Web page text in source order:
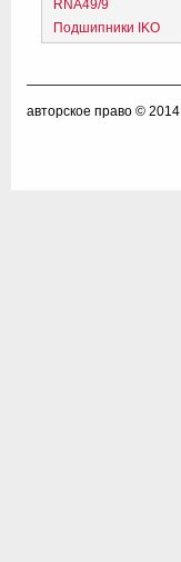
RNA49/9
Подшипники IKO
авторское право © 2014